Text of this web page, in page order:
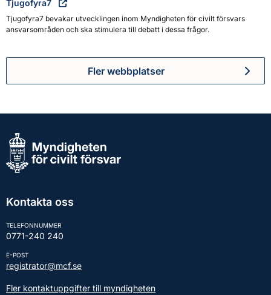
Tjugofyra7
Tjugofyra7 bevakar utvecklingen inom Myndigheten för civilt försvars
ansvarsområden och ska stimulera till debatt i dessa frågor.
Fler webbplatser
Kontakta oss
TELEFONNUMMER
0771-240 240
E-POST
registrator@mcf.se
Fler kontaktuppgifter till myndigheten